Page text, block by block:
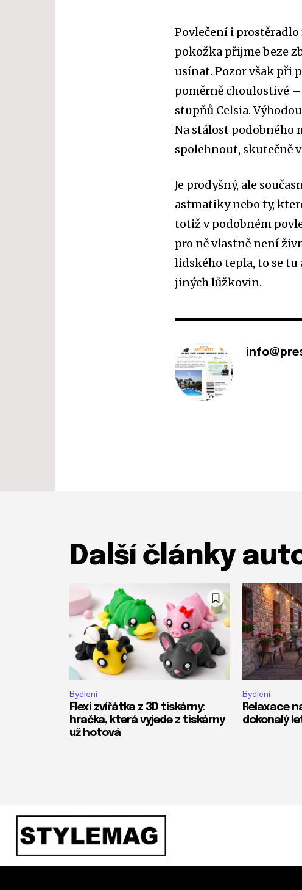
Povlečení i
pokožka přijme beze
usínat. Pozor však při
poměrně choulostivé
stupňů Celsia.
Na stálost podobného
spolehnout, skutečně
Je prodyšný, ale
astmatiky nebo ty,
totiž v podobném
pro ně vlastně není
lidského tepla, to se tu
jiných lůžkovin.
Další články
Bydlení
Flexi zvířátka z 3D tiskárny:
hračka, která vyjede z tiskárny
už hotová
Bydlení
Relaxace
dokonalý